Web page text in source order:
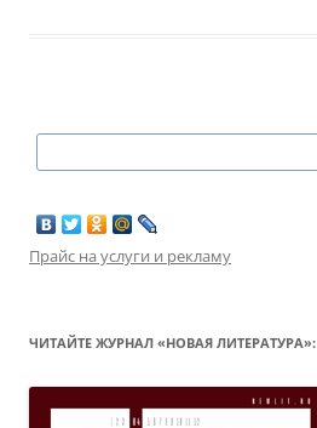
Прайс на услуги и рекламу
ЧИТАЙТЕ ЖУРНАЛ «НОВАЯ ЛИТЕРАТУРА»: